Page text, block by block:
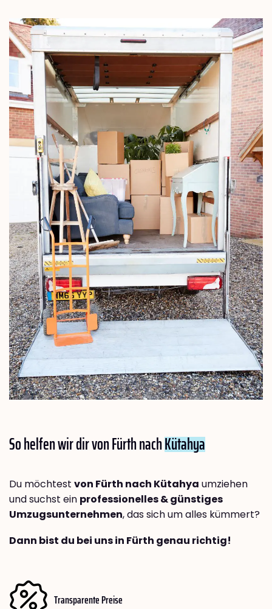
So helfen wir dir von Fürth nachKütahya
Du möchtest von Fürth nach Kütahya umziehen
und suchst ein professionelles & günstiges
Umzugsunternehmen, das sich um alles kümmert?
Dann bist du bei uns in Fürth genau richtig!
Transparente Preise